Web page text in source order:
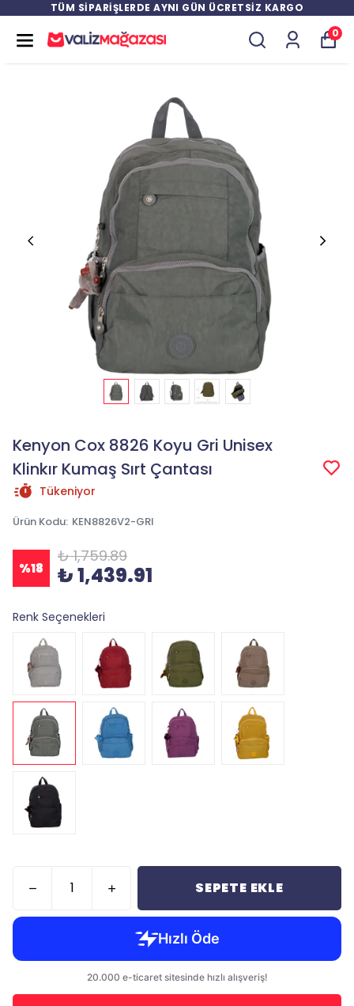
TÜM SİPARİŞLERDE AYNI GÜN ÜCRETSİZ KARGO
0
Kenyon Cox 8826 Koyu Gri Unisex
Klinkır Kumaş Sırt Çantası
Tükeniyor
Ürün Kodu: KEN8826V2-GRI
%18
₺ 1,759.89
₺ 1,439.91
Renk Seçenekleri
SEPETE EKLE